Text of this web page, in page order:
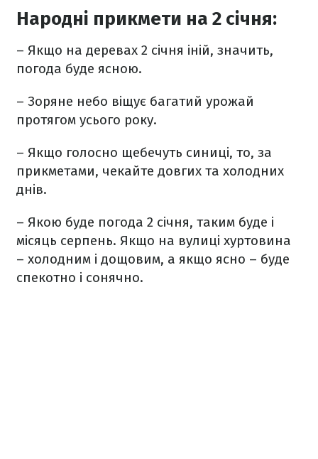
Народні прикмети на 2 січня:
– Якщо на деревах 2 січня іній, значить,
погода буде ясною.
– Зоряне небо віщує багатий урожай
протягом усього року.
– Якщо голосно щебечуть синиці, то, за
прикметами, чекайте довгих та холодних
днів.
– Якою буде погода 2 січня, таким буде і
місяць серпень. Якщо на вулиці хуртовина
– холодним і дощовим, а якщо ясно – буде
спекотно і сонячно.